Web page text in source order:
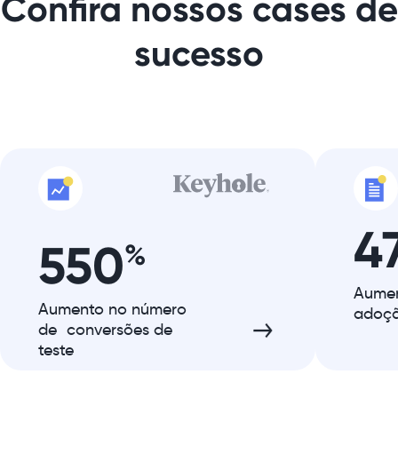
Confira nossos cases de
sucesso
550%
Aumento no número
de conversões de
teste